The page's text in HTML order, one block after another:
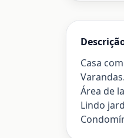
Casa
Varandas.
Área de
Lindo